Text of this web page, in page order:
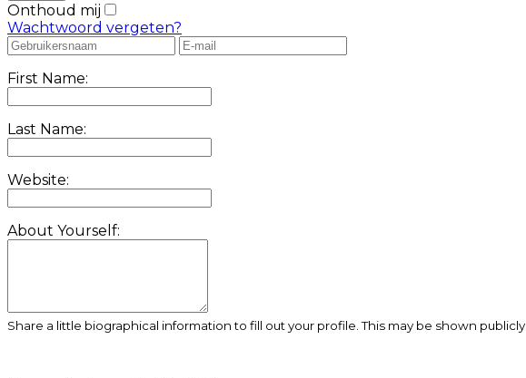
Onthoud mij
Wachtwoord vergeten?
First Name:
Last Name:
Website:
About Yourself:
Share a little biographical information to fill out your profile. This may be shown publicly.